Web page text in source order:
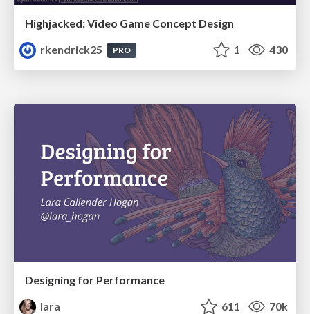
Highjacked: Video Game Concept Design
rkendrick25
PRO 1 430
Designing for Performance
lara
611 70k